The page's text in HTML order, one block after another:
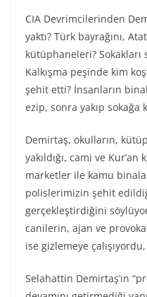
CIA Devrimcilerinden
yaktı? Türk bayrağını,
kütüphaneleri? Sokakları
Kalkışma peşinde kim
şehit etti? İnsanların
ezip, sonra yakıp sokağa
Demirtaş, okulların,
yakıldığı, cami ve Kur’an
marketler ile kamu
polislerimizin şehit
gerçekleştirdiğini
canilerin, ajan ve
ise gizlemeye çalışıyordu,
Selahattin Demirtaş’ın